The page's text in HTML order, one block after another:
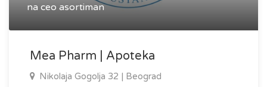
na ceo asortiman
Mea Pharm | Apoteka
Nikolaja Gogolja 32 | Beograd